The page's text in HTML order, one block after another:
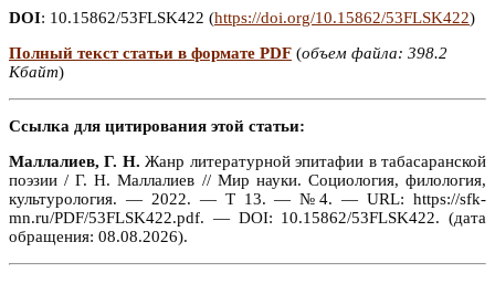
DOI: 10.15862/53FLSK422 (https://doi.org/10.15862/53FLSK422)
Полный текст статьи в формате PDF (объем файла: 398.2
Кбайт)
Ссылка для цитирования этой статьи:
Маллалиев, Г. Н. Жанр литературной эпитафии в табасаранской
поэзии / Г. Н. Маллалиев // Мир науки. Социология, филология,
культурология. — 2022. — Т 13. — №4. — URL: https://sfk-
mn.ru/PDF/53FLSK422.pdf. — DOI: 10.15862/53FLSK422. (дата
обращения: 08.08.2026).